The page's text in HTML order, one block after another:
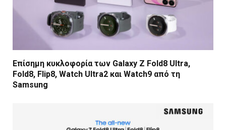
Επίσημη κυκλοφορία των Galaxy Z Fold8 Ultra,
Fold8, Flip8, Watch Ultra2 και Watch9 από τη
Samsung